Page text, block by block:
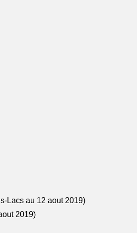
Lacs au 12 aout 2019)
2019)